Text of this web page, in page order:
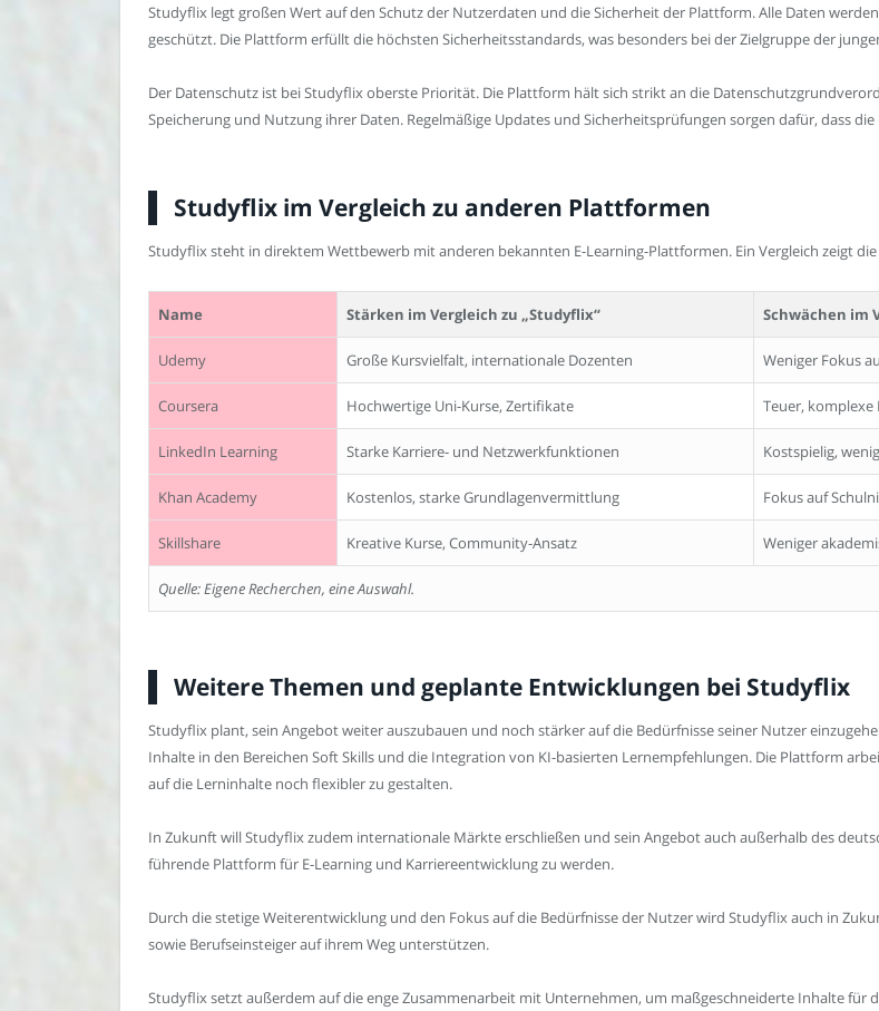
Studyflix legt großen Wert auf den Schutz der Nutzerdaten und die Sicherheit der Plattform. Alle Daten
geschützt. Die Plattform erfüllt die höchsten Sicherheitsstandards, was besonders bei der Zielgruppe der
Der Datenschutz ist bei Studyflix oberste Priorität. Die Plattform hält sich strikt an die
Speicherung und Nutzung ihrer Daten. Regelmäßige Updates und Sicherheitsprüfungen sorgen dafür, dass
Studyflix im Vergleich zu anderen Plattformen
Studyflix steht in direktem Wettbewerb mit anderen bekannten E-Learning-Plattformen. Ein Vergleich zeigt
Name Stärken im Vergleich zu „Studyflix“ Schwächen im
Udemy Große Kursvielfalt, internationale Dozenten Weniger Fokus
Coursera Hochwertige Uni-Kurse, Zertifikate Teuer,
LinkedIn Learning Starke Karriere- und Netzwerkfunktionen Kostspielig,
Khan Academy Kostenlos, starke Grundlagenvermittlung Fokus auf
Skillshare Kreative Kurse, Community-Ansatz Weniger
Quelle: Eigene Recherchen, eine Auswahl.
Weitere Themen und geplante Entwicklungen bei Studyflix
Studyflix plant, sein Angebot weiter auszubauen und noch stärker auf die Bedürfnisse seiner Nutzer
Inhalte in den Bereichen Soft Skills und die Integration von KI-basierten Lernempfehlungen. Die Plattform
auf die Lerninhalte noch flexibler zu gestalten.
In Zukunft will Studyflix zudem internationale Märkte erschließen und sein Angebot auch außerhalb des
führende Plattform für E-Learning und Karriereentwicklung zu werden.
Durch die stetige Weiterentwicklung und den Fokus auf die Bedürfnisse der Nutzer wird Studyflix auch in
sowie Berufseinsteiger auf ihrem Weg unterstützen.
Studyflix setzt außerdem auf die enge Zusammenarbeit mit Unternehmen, um maßgeschneiderte Inhalte